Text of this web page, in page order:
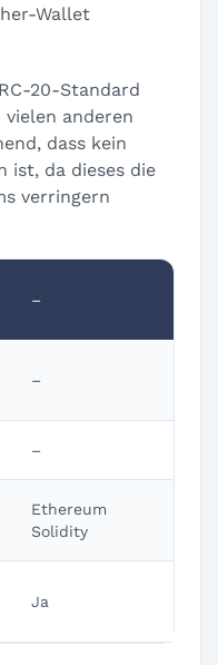
Wallet
20-Standard
anderen
dass kein
ist, da dieses die
verringern
–
–
–
Ethereum
Solidity
Ja